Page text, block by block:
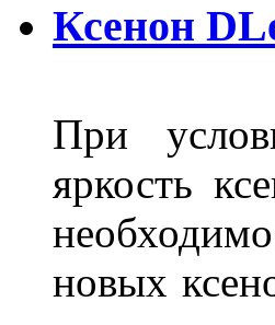
Ксенон
При
яркость
новых